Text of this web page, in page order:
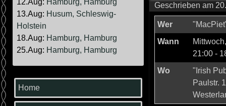
12.Aug: Hamburg, Hamburg
13.Aug: Husum, Schleswig-
Holstein
18.Aug: Hamburg, Hamburg
25.Aug: Hamburg, Hamburg
Home
Geschrieben am
Wer
Wann
21:00 -
Wo
"Irish
Paulstr.